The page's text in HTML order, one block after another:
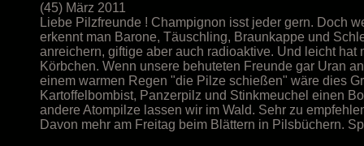
(45) März 2011
Liebe Pilzfreunde ! Champignon isst jeder gern. Doch
erkennt man Barone, Täuschling, Braunkappe und
anreichern, giftige aber auch radioaktive. Und leicht
Körbchen. Wenn unsere behuteten Freunde gar Uran
einem warmen Regen "die Pilze schießen" wäre dies
Kartoffelbombist, Panzerpilz und Stinkmeuchel einen
andere Atompilze lassen wir im Wald. Sehr zu
Davon mehr am Freitag beim Blättern in Pilsbüchern.